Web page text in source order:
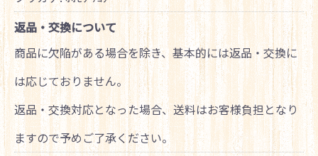
返品・交換について
商品に欠陥がある場合を除き、基本的には返品・交換に
は応じておりません。
返品・交換対応となった場合、送料はお客様負担となり
ますので予めご了承ください。